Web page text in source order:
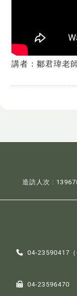
講者：鄒君瑋老
造訪人次 :
04-23590417（
04-23596470